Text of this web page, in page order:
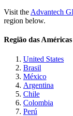
Visit the Advantech
region below.
Região das Américas
United States
Brasil
México
Argentina
Chile
Colombia
Perú